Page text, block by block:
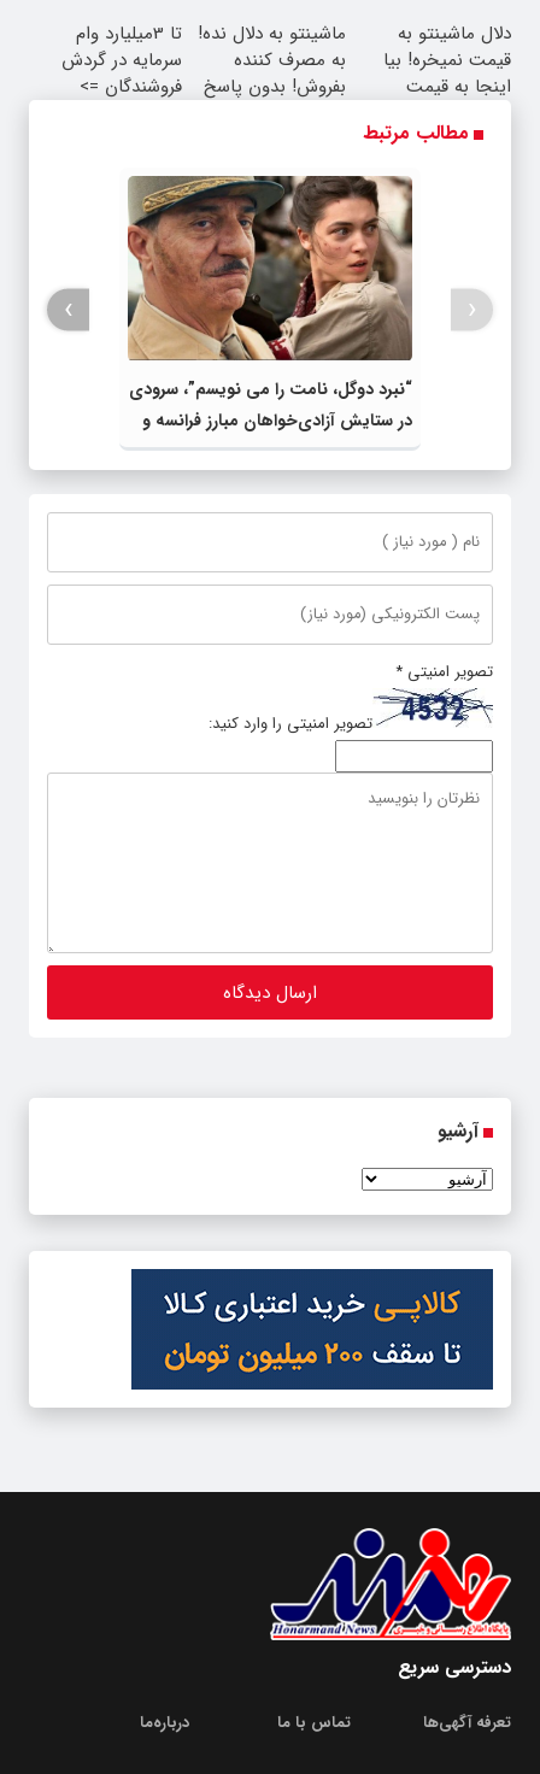
دلال ماشینتو به
قیمت نمیخره! بیا
اینجا به قیمت
واقعی*
ماشینتو به دلال نده!
به مصرف کننده
بفروش! بدون پاسخ
تا 3میلیارد وام
سرمایه در گردش
فروشندگان =>
مطالب مرتبط
“نبرد دوگل، نامت را می نویسم”، سرودی
در ستایش آزادی‌خواهان مبارز فرانسه و
بازخوانی درست تاریخ
‹
›
تصویر امنیتی *
تصویر امنیتی را وارد کنید:
آرشیو
دسترسی سریع
تعرفه آگهی‌ها تماس با ما درباره‌‌ما